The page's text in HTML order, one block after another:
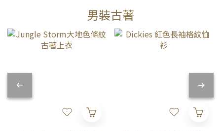
男裝古著